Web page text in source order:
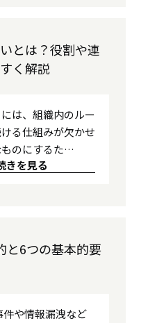
とは？役割や連
く解説
は、組織内のルー
る仕組みが欠かせ
ものにするた…
きを見る
と6つの基本的要
件や情報漏洩など